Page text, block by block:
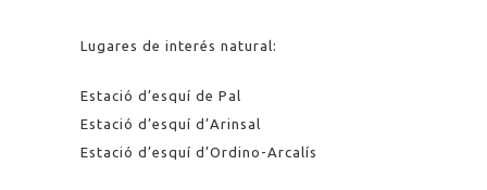
Lugares de interés natural:
Estació d’esquí de Pal
Estació d’esquí d’Arinsal
Estació d’esquí d’Ordino-Arcalís